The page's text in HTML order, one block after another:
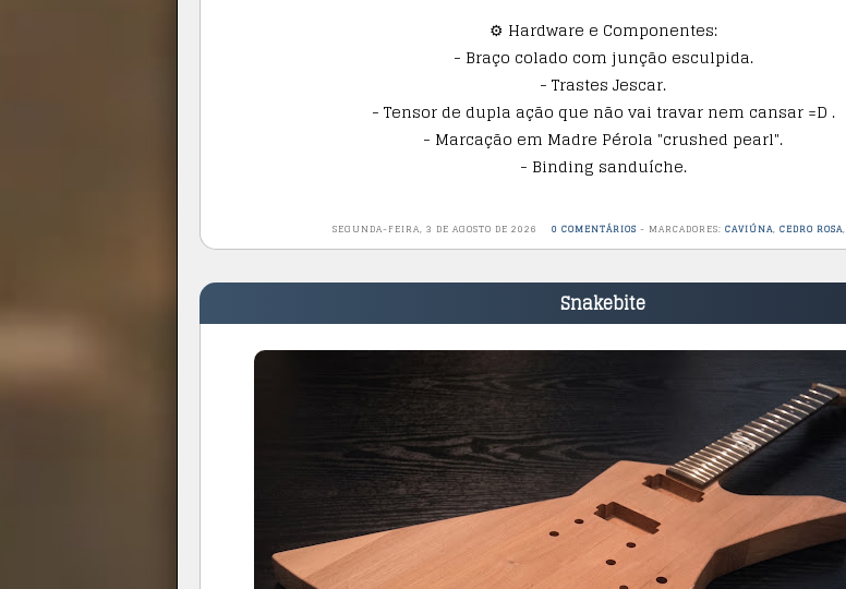
⚙️ Hardware e Componentes:
- Braço colado com junção esculpida.
- Trastes Jescar.
- Tensor de dupla ação que não vai travar nem cansar =D .
- Marcação em Madre Pérola "crushed pearl".
- Binding sanduíche.
SEGUNDA-FEIRA, 3 DE AGOSTO DE 2026 0 COMENTÁRIOS - MARCADORES: CAVIÚNA, CEDRO ROSA,
Snakebite